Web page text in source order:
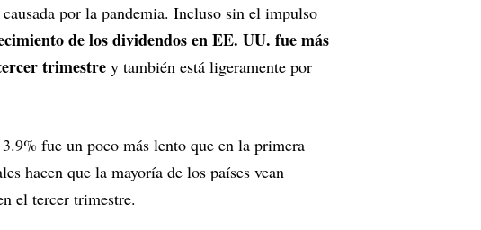
por la pandemia. Incluso sin el impulso
de los dividendos en EE. UU. fue más
trimestre y también está ligeramente por
fue un poco más lento que en la primera
hacen que la mayoría de los países vean
el tercer trimestre.